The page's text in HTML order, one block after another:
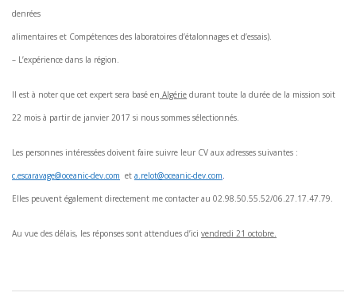
denrées
alimentaires et Compétences des laboratoires d’étalonnages et d’essais).
– L’expérience dans la région.
Il est à noter que cet expert sera basé en Algérie durant toute la durée de la mission soit
22 mois à partir de janvier 2017 si nous sommes sélectionnés.
Les personnes intéressées doivent faire suivre leur CV aux adresses suivantes :
c.escaravage@oceanic-dev.com et a.relot@oceanic-dev.com
Elles peuvent également directement me contacter au 02.98.50.55.52/06.27.17.47.79.
Au vue des délais, les réponses sont attendues d’ici vendredi 21 octobre.